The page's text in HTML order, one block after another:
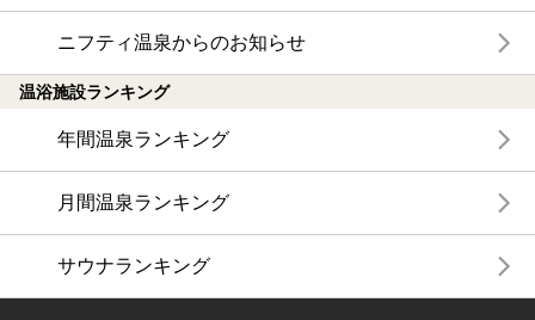
ニフティ温泉からのお知らせ
温浴施設ランキング
年間温泉ランキング
月間温泉ランキング
サウナランキング